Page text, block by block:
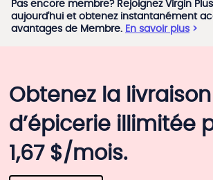
Pas encore membre? Rejoignez Virgin
aujourd'hui et obtenez instantanément
avantages de Membre. En savoir plus
Obtenez la livraison
d’épicerie illimitée
1,67 $/mois.